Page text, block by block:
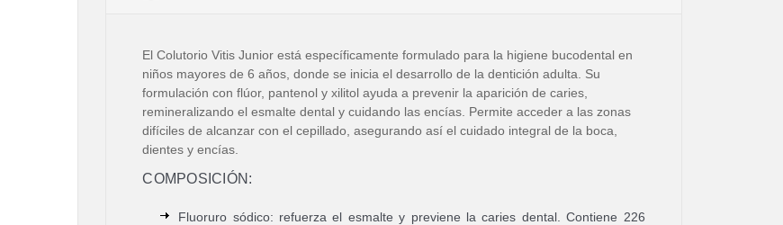
El Colutorio Vitis Junior está específicamente formulado para la higiene bucodental en
niños mayores de 6 años, donde se inicia el desarrollo de la dentición adulta. Su
formulación con flúor, pantenol y xilitol ayuda a prevenir la aparición de caries,
remineralizando el esmalte dental y cuidando las encías. Permite acceder a las zonas
difíciles de alcanzar con el cepillado, asegurando así el cuidado integral de la boca,
dientes y encías.
COMPOSICIÓN:
Fluoruro sódico: refuerza el esmalte y previene la caries dental. Contiene 226